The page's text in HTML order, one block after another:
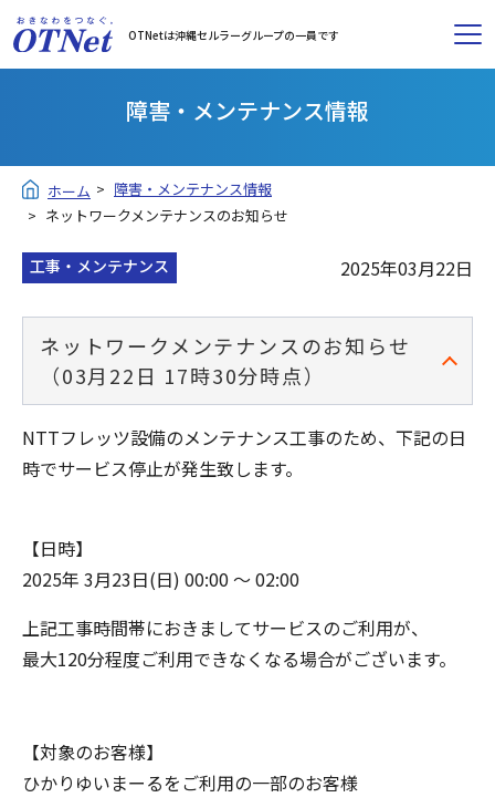
OTNetは沖縄セルラーグループの一員です
障害・メンテナンス情報
ホーム
障害・メンテナンス情報
ネットワークメンテナンスのお知らせ
工事・メンテナンス 2025年03月22日
ネットワークメンテナンスのお知らせ
（03月22日 17時30分時点）
NTTフレッツ設備のメンテナンス工事のため、下記の日
時でサービス停止が発生致します。
【日時】
2025年 3月23日(日) 00:00 ～ 02:00
上記工事時間帯におきましてサービスのご利用が、
最大120分程度ご利用できなくなる場合がございます。
【対象のお客様】
ひかりゆいまーるをご利用の一部のお客様